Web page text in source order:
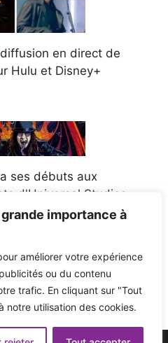
importance à
améliorer votre expérience
ou du contenu
trafic. En cliquant sur "Tout
notre utilisation des cookies.
en direct de
Hulu et Disney+
ses débuts aux
d'Universal Studios
de l'Ohio après la